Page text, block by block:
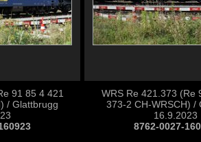
91 85 4 421
/ Glattbrugg
WRS Re 421.373 (Re
373-2 CH-WRSCH) /
16.9.2023
8762-0027-